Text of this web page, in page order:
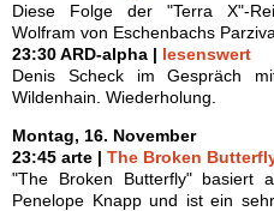
Diese Folge der "Terra X"-
Wolfram von Eschenbachs
23:30 ARD-alpha | lesenswert
Denis Scheck im Gespräch
Wildenhain. Wiederholung.
Montag, 16. November
23:45 arte | The Broken
"The Broken Butterfly" basiert
Penelope Knapp und ist ein